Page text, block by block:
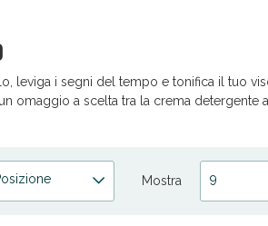
leviga i segni del tempo e tonifica il tuo
omaggio a scelta tra la crema detergente
Mostra 9